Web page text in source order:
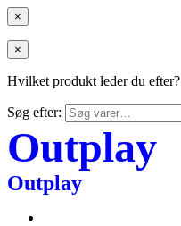
×
×
Hvilket produkt leder du efter?
Søg efter:
Outplay
Outplay